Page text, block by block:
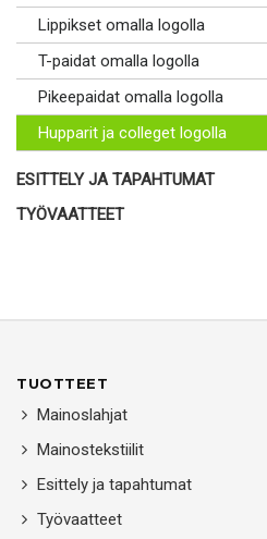
Lippikset omalla logolla
T-paidat omalla logolla
Pikeepaidat omalla logolla
Hupparit ja colleget logolla
ESITTELY JA TAPAHTUMAT
TYÖVAATTEET
TUOTTEET
Mainoslahjat
Mainostekstiilit
Esittely ja tapahtumat
Työvaatteet